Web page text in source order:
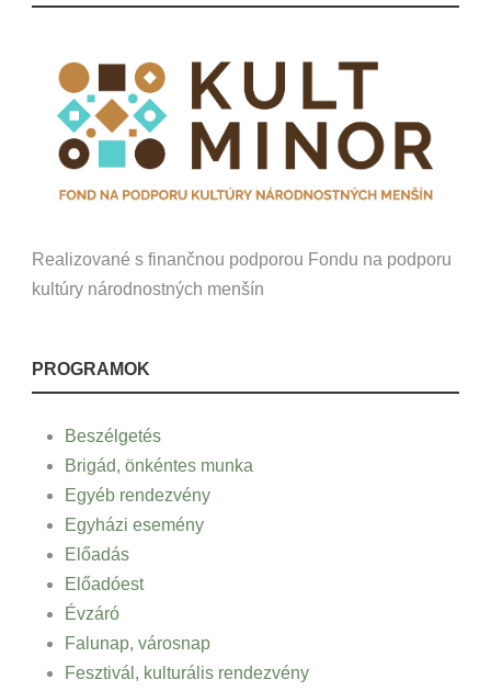
Realizované s finančnou podporou Fondu na podporu
kultúry národnostných menšín
PROGRAMOK
Beszélgetés
Brigád, önkéntes munka
Egyéb rendezvény
Egyházi esemény
Előadás
Előadóest
Évzáró
Falunap, városnap
Fesztivál, kulturális rendezvény